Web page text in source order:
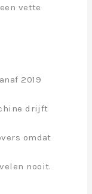
vette
2019
drijft
omdat
nooit.